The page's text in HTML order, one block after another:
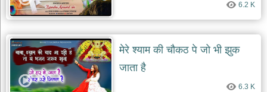
भजन
जोड़ें
add
bhajans
6.2 K
मेरे श्याम की चौकठ पे जो भी झुक
जाता है
6.3 K